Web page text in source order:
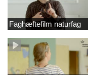
Faghæftefilm naturfag